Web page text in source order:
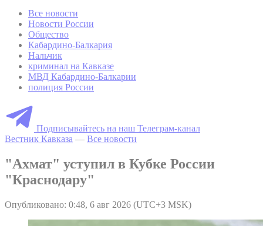
Все новости
Новости России
Общество
Кабардино-Балкария
Нальчик
криминал на Кавказе
МВД Кабардино-Балкарии
полиция России
Подписывайтесь на наш Телеграм-канал
Вестник Кавказа — Все новости
"Ахмат" уступил в Кубке России
"Краснодару"
Опубликовано: 0:48, 6 авг 2026 (UTC+3 MSK)